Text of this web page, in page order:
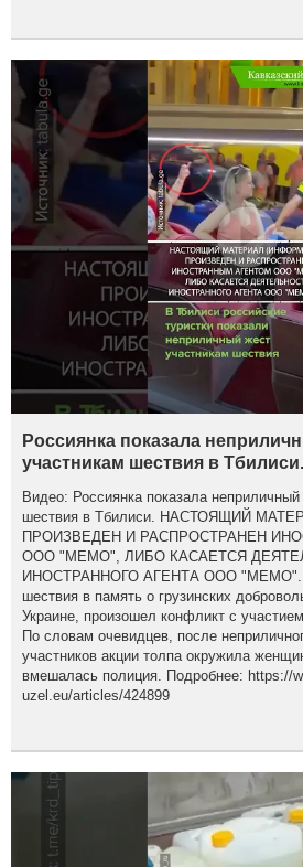
Россиянка показала
участникам шествия в Тбилиси.
Видео: Россиянка показала
шествия в Тбилиси. НАСТОЯЩИЙ
ПРОИЗВЕДЕН И РАСПРОСТРАНЕН
ООО "МЕМО", ЛИБО КАСАЕТСЯ
ИНОСТРАННОГО АГЕНТА ООО
шествия в память о грузинских
Украине, произошел конфликт с
По словам очевидцев, после
участников акции толпа окружила
вмешалась полиция. Подробнее: https://
uzel.eu/articles/424899